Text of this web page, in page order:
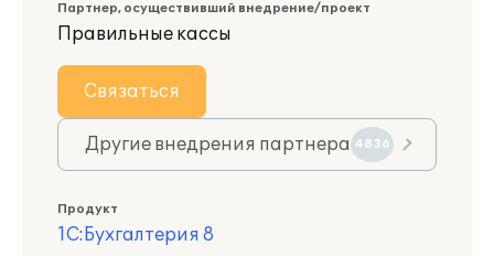
Партнер, осуществивший внедрение/проект
Правильные кассы
Связаться
Другие внедрения партнера 4836
Продукт
1С:Бухгалтерия 8